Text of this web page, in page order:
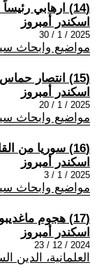
(14) ارهابي رئيساً لسوريا !
اسكندر أمبروز
2025 / 1 / 30
مواضيع وابحاث
(15) انتصار حماس الزائف.
اسكندر أمبروز
2025 / 1 / 20
مواضيع وابحاث
(16) سوريا من القاع الى ثقب أسود.
اسكندر أمبروز
2025 / 1 / 3
مواضيع وابحاث
(17) هجوم ماغديبورغ , اختلاف المسببات وتساوي النتائج.
اسكندر أمبروز
2024 / 12 / 23
العلمانية، الدين